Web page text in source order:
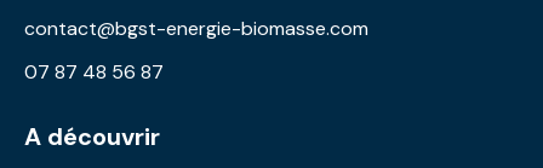
contact@bgst-energie-biomasse.com
07 87 48 56 87
A découvrir